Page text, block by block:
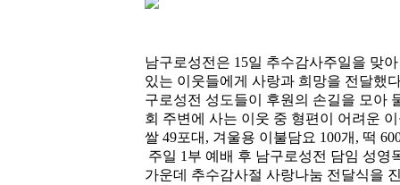
남구로성전은 15일 추수감사주일을 맞
있는 이웃들에게 사랑과 희망을 전달했
구로성전 성도들이 후원의 손길을 모아
회 주변에 사는 이웃 중 형편이 어려운
쌀 49포대, 겨울용 이불담요 100개, 떡
주일 1부 예배 후 남구로성전 담임 성영
가운데 추수감사절 사랑나눔 전달식을